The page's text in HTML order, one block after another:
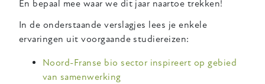
En bepaal mee waar we dit jaar naartoe trekken!
In de onderstaande verslagjes lees je enkele
ervaringen uit voorgaande studiereizen:
Noord-Franse bio sector inspireert op gebied
van samenwerking